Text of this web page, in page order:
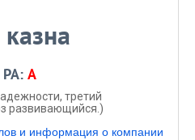
РА: A
третий
развивающийся.)
и информация о компании